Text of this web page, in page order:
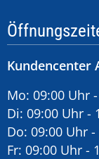
Kundencenter
Mo: 09:00 Uhr
Di: 09:00 Uhr -
Do: 09:00 Uhr
Fr: 09:00 Uhr -